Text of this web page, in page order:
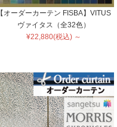
【オーダーカーテン FISBA】VITUS
ヴァイタス（全32色）
¥22,880(税込) ～